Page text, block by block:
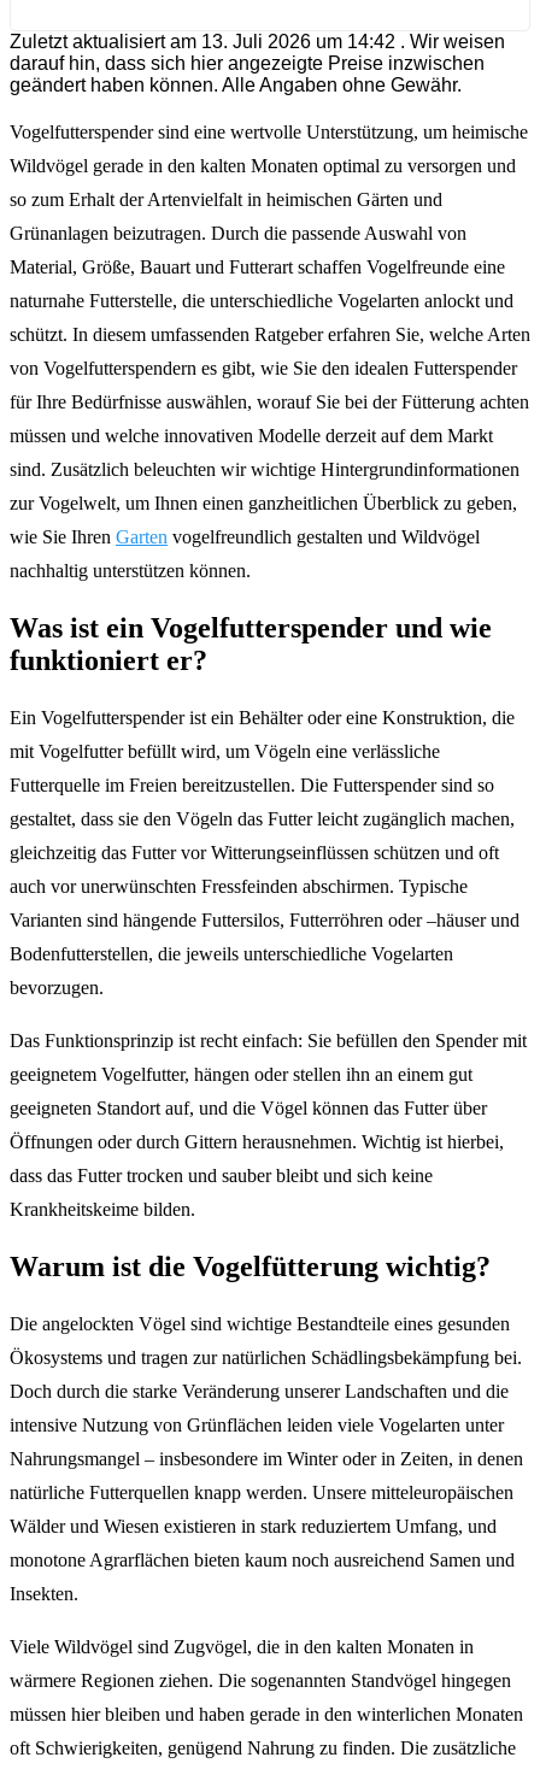
Zuletzt aktualisiert am 13. Juli 2026 um 14:42 . Wir weisen
darauf hin, dass sich hier angezeigte Preise inzwischen
geändert haben können. Alle Angaben ohne Gewähr.
Vogelfutterspender sind eine wertvolle Unterstützung, um heimische
Wildvögel gerade in den kalten Monaten optimal zu versorgen und
so zum Erhalt der Artenvielfalt in heimischen Gärten und
Grünanlagen beizutragen. Durch die passende Auswahl von
Material, Größe, Bauart und Futterart schaffen Vogelfreunde eine
naturnahe Futterstelle, die unterschiedliche Vogelarten anlockt und
schützt. In diesem umfassenden Ratgeber erfahren Sie, welche Arten
von Vogelfutterspendern es gibt, wie Sie den idealen Futterspender
für Ihre Bedürfnisse auswählen, worauf Sie bei der Fütterung achten
müssen und welche innovativen Modelle derzeit auf dem Markt
sind. Zusätzlich beleuchten wir wichtige Hintergrundinformationen
zur Vogelwelt, um Ihnen einen ganzheitlichen Überblick zu geben,
wie Sie Ihren Garten vogelfreundlich gestalten und Wildvögel
nachhaltig unterstützen können.
Was ist ein Vogelfutterspender und wie
funktioniert er?
Ein Vogelfutterspender ist ein Behälter oder eine Konstruktion, die
mit Vogelfutter befüllt wird, um Vögeln eine verlässliche
Futterquelle im Freien bereitzustellen. Die Futterspender sind so
gestaltet, dass sie den Vögeln das Futter leicht zugänglich machen,
gleichzeitig das Futter vor Witterungseinflüssen schützen und oft
auch vor unerwünschten Fressfeinden abschirmen. Typische
Varianten sind hängende Futtersilos, Futterröhren oder –häuser und
Bodenfutterstellen, die jeweils unterschiedliche Vogelarten
bevorzugen.
Das Funktionsprinzip ist recht einfach: Sie befüllen den Spender mit
geeignetem Vogelfutter, hängen oder stellen ihn an einem gut
geeigneten Standort auf, und die Vögel können das Futter über
Öffnungen oder durch Gittern herausnehmen. Wichtig ist hierbei,
dass das Futter trocken und sauber bleibt und sich keine
Krankheitskeime bilden.
Warum ist die Vogel­fütterung wichtig?
Die angelockten Vögel sind wichtige Bestandteile eines gesunden
Ökosystems und tragen zur natürlichen Schädlingsbekämpfung bei.
Doch durch die starke Veränderung unserer Landschaften und die
intensive Nutzung von Grünflächen leiden viele Vogelarten unter
Nahrungsmangel – insbesondere im Winter oder in Zeiten, in denen
natürliche Futterquellen knapp werden. Unsere mitteleuropäischen
Wälder und Wiesen existieren in stark reduziertem Umfang, und
monotone Agrarflächen bieten kaum noch ausreichend Samen und
Insekten.
Viele Wildvögel sind Zugvögel, die in den kalten Monaten in
wärmere Regionen ziehen. Die sogenannten Standvögel hingegen
müssen hier bleiben und haben gerade in den winterlichen Monaten
oft Schwierigkeiten, genügend Nahrung zu finden. Die zusätzliche